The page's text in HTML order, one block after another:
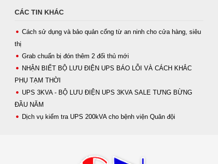
CÁC TIN KHÁC
Cách sử dụng và bảo quản cổng từ an ninh cho cửa hàng, siêu
thị
Grab chuẩn bị đón thêm 2 đối thủ mới
NHẬN BIẾT BỘ LƯU ĐIỆN UPS BÁO LỖI VÀ CÁCH KHẮC
PHỤ TẠM THỜI
UPS 3KVA - BỘ LƯU ĐIỆN UPS 3KVA SALE TƯNG BỪNG
ĐẦU NĂM
Dịch vụ kiểm tra UPS 200kVA cho bệnh viện Quân đội